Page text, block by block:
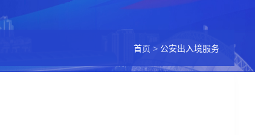
首页 > 公安出入境服务